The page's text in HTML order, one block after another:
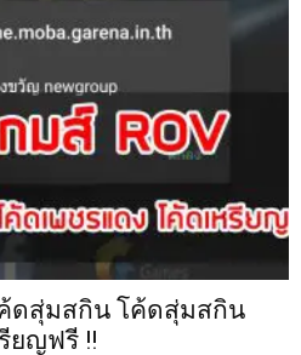
ค้ดสุ่มสกิน โค้ดสุ่มสกิน
ยญฟรี !!